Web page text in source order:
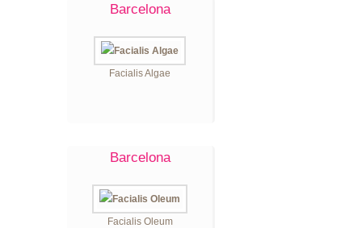
Barcelona
Facialis Algae
Barcelona
Facialis Oleum